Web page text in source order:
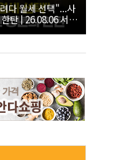
다 월세 선택"...사
탄 | 26.08.06 서울